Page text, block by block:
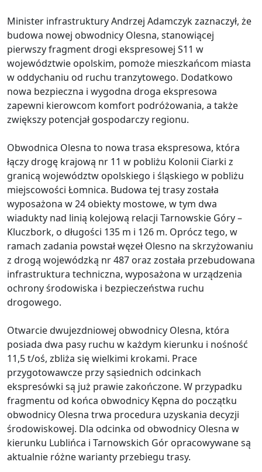
Minister infrastruktury Andrzej Adamczyk zaznaczył, że
budowa nowej obwodnicy Olesna, stanowiącej
pierwszy fragment drogi ekspresowej S11 w
województwie opolskim, pomoże mieszkańcom miasta
w oddychaniu od ruchu tranzytowego. Dodatkowo
nowa bezpieczna i wygodna droga ekspresowa
zapewni kierowcom komfort podróżowania, a także
zwiększy potencjał gospodarczy regionu.
Obwodnica Olesna to nowa trasa ekspresowa, która
łączy drogę krajową nr 11 w pobliżu Kolonii Ciarki z
granicą województw opolskiego i śląskiego w pobliżu
miejscowości Łomnica. Budowa tej trasy została
wyposażona w 24 obiekty mostowe, w tym dwa
wiadukty nad linią kolejową relacji Tarnowskie Góry –
Kluczbork, o długości 135 m i 126 m. Oprócz tego, w
ramach zadania powstał węzeł Olesno na skrzyżowaniu
z drogą wojewódzką nr 487 oraz została przebudowana
infrastruktura techniczna, wyposażona w urządzenia
ochrony środowiska i bezpieczeństwa ruchu
drogowego.
Otwarcie dwujezdniowej obwodnicy Olesna, która
posiada dwa pasy ruchu w każdym kierunku i nośność
11,5 t/oś, zbliża się wielkimi krokami. Prace
przygotowawcze przy sąsiednich odcinkach
ekspresówki są już prawie zakończone. W przypadku
fragmentu od końca obwodnicy Kępna do początku
obwodnicy Olesna trwa procedura uzyskania decyzji
środowiskowej. Dla odcinka od obwodnicy Olesna w
kierunku Lublińca i Tarnowskich Gór opracowywane są
aktualnie różne warianty przebiegu trasy.